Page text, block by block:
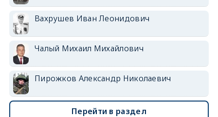
Вахрушев Иван Леонидович
Чалый Михаил Михайлович
Пирожков Александр Николаевич
Перейти в раздел